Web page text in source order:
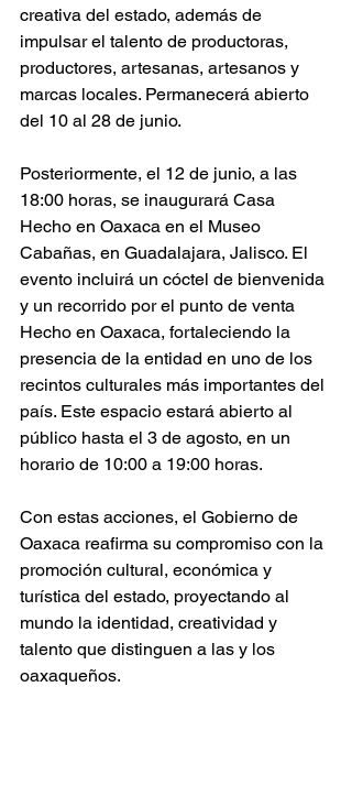
creativa del estado, además de
impulsar el talento de productoras,
productores, artesanas, artesanos y
marcas locales. Permanecerá abierto
del 10 al 28 de junio.
Posteriormente, el 12 de junio, a las
18:00 horas, se inaugurará Casa
Hecho en Oaxaca en el Museo
Cabañas, en Guadalajara, Jalisco. El
evento incluirá un cóctel de bienvenida
y un recorrido por el punto de venta
Hecho en Oaxaca, fortaleciendo la
presencia de la entidad en uno de los
recintos culturales más importantes del
país. Este espacio estará abierto al
público hasta el 3 de agosto, en un
horario de 10:00 a 19:00 horas.
Con estas acciones, el Gobierno de
Oaxaca reafirma su compromiso con la
promoción cultural, económica y
turística del estado, proyectando al
mundo la identidad, creatividad y
talento que distinguen a las y los
oaxaqueños.